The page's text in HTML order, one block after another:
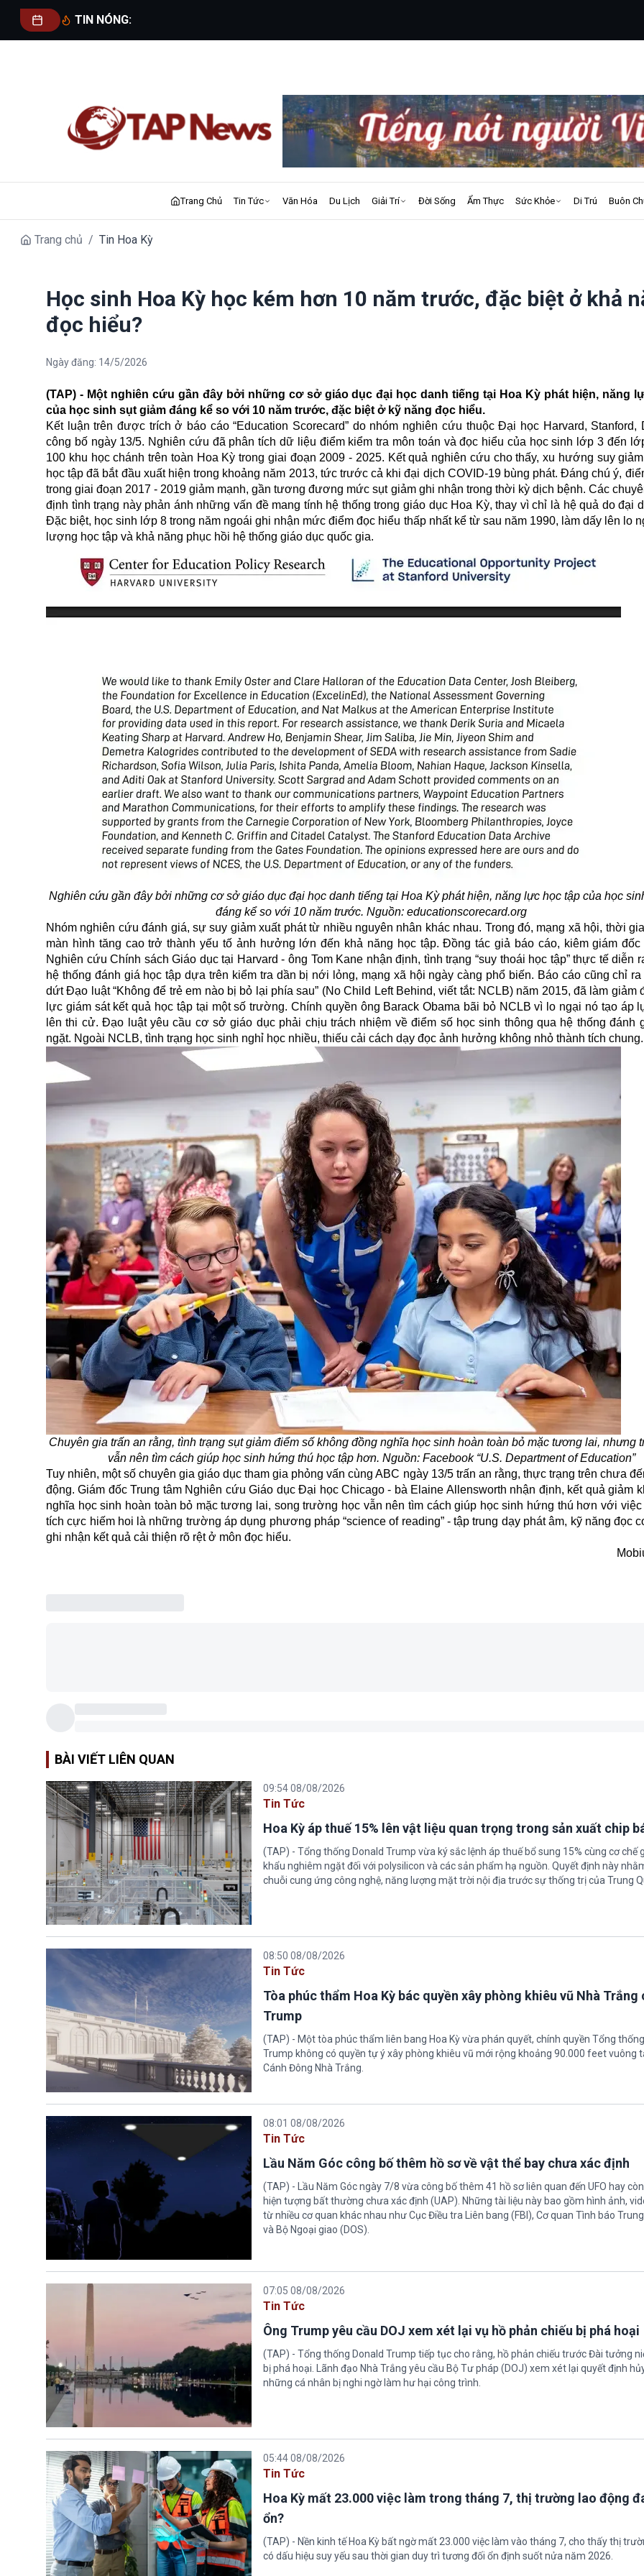
TIN NÓNG:
Trang Chủ Tin Tức Văn Hóa Du Lịch Giải Trí Đời Sống Ẩm Thực Sức Khỏe Di Trú Buôn
Trang chủ / Tin Hoa Kỳ
Học sinh Hoa Kỳ học kém hơn 10 năm trước, đặc biệt ở khả
đọc hiểu?
Ngày đăng: 14/5/2026
(TAP) - Một nghiên cứu gần đây bởi những cơ sở giáo dục đại học danh tiếng tại Hoa Kỳ phát hiện, năng
của học sinh sụt giảm đáng kể so với 10 năm trước, đặc biệt ở kỹ năng đọc hiểu.
Kết luận trên được trích ở báo cáo “Education Scorecard” do nhóm nghiên cứu thuộc Đại học Harvard, Stanford,
công bố ngày 13/5. Nghiên cứu đã phân tích dữ liệu điểm kiểm tra môn toán và đọc hiểu của học sinh lớp 3 đến
100 khu học chánh trên toàn Hoa Kỳ trong giai đoạn 2009 - 2025. Kết quả nghiên cứu cho thấy, xu hướng suy
học tập đã bắt đầu xuất hiện trong khoảng năm 2013, tức trước cả khi đại dịch COVID-19 bùng phát. Đáng chú ý,
trong giai đoạn 2017 - 2019 giảm mạnh, gần tương đương mức sụt giảm ghi nhận trong thời kỳ dịch bệnh. Các
định tình trạng này phản ánh những vấn đề mang tính hệ thống trong giáo dục Hoa Kỳ, thay vì chỉ là hệ quả do đại
Đặc biệt, học sinh lớp 8 trong năm ngoái ghi nhận mức điểm đọc hiểu thấp nhất kể từ sau năm 1990, làm dấy lên lo
lượng học tập và khả năng phục hồi hệ thống giáo dục quốc gia.
Nghiên cứu gần đây bởi những cơ sở giáo dục đại học danh tiếng tại Hoa Kỳ phát hiện, năng lực học tập của học
đáng kể so với 10 năm trước. Nguồn: educationscorecard.org
Nhóm nghiên cứu đánh giá, sự suy giảm xuất phát từ nhiều nguyên nhân khác nhau. Trong đó, mạng xã hội, thời
màn hình tăng cao trở thành yếu tố ảnh hưởng lớn đến khả năng học tập. Đồng tác giả báo cáo, kiêm giám đốc
Nghiên cứu Chính sách Giáo dục tại Harvard- ông Tom Kane nhận định, tình trạng “suy thoái học tập” thực tế diễn
hệ thống đánh giá học tập dựa trên kiểm tra dần bị nới lỏng, mạng xã hội ngày càng phổ biến. Báo cáo cũng chỉ
dứt Đạo luật “Không để trẻ em nào bị bỏ lại phía sau” (No Child Left Behind, viết tắt: NCLB) năm 2015, đã làm giảm
lực giám sát kết quả học tập tại một số trường. Chính quyền ông Barack Obama bãi bỏ NCLB vì lo ngại nó tạo áp
lên thi cử. Đạo luật yêu cầu cơ sở giáo dục phải chịu trách nhiệm về điểm số học sinh thông qua hệ thống đánh
ngặt. Ngoài NCLB, tình trạng học sinh nghỉ học nhiều, thiếu cải cách dạy đọc ảnh hưởng không nhỏ thành tích chung.
Chuyên gia trấn an rằng, tình trạng sụt giảm điểm số không đồng nghĩa học sinh hoàn toàn bỏ mặc tương lai, nhưng
vẫn nên tìm cách giúp học sinh hứng thú học tập hơn. Nguồn: Facebook “U.S. Department of Education”
Tuy nhiên, một số chuyên gia giáo dục tham gia phỏng vấn cùng ABC ngày 13/5 trấn an rằng, thực trạng trên chưa
động. Giám đốc Trung tâm Nghiên cứu Giáo dục Đại học Chicago - bà Elaine Allensworth nhận định, kết quả giảm
nghĩa học sinh hoàn toàn bỏ mặc tương lai, song trường học vẫn nên tìm cách giúp học sinh hứng thú hơn với
tích cực hiếm hoi là những trường áp dụng phương pháp “science of reading” - tập trung dạy phát âm, kỹ năng đọc
ghi nhận kết quả cải thiện rõ rệt ở môn đọc hiểu.
BÀI VIẾT LIÊN QUAN
09:54 08/08/2026
Tin Tức
Hoa Kỳ áp thuế 15% lên vật liệu quan trọng trong sản xuất chip
(TAP) - Tổng thống Donald Trump vừa ký sắc lệnh áp thuế bổ sung 15% cùng cơ chế
khẩu nghiêm ngặt đối với polysilicon và các sản phẩm hạ nguồn. Quyết định này
chuỗi cung ứng công nghệ, năng lượng mặt trời nội địa trước sự thống trị của Trung
08:50 08/08/2026
Tin Tức
Tòa phúc thẩm Hoa Kỳ bác quyền xây phòng khiêu vũ Nhà Trắng
Trump
(TAP) - Một tòa phúc thẩm liên bang Hoa Kỳ vừa phán quyết, chính quyền Tổng
Trump không có quyền tự ý xây phòng khiêu vũ mới rộng khoảng 90.000 feet vuông
Cánh Đông Nhà Trắng.
08:01 08/08/2026
Tin Tức
Lầu Năm Góc công bố thêm hồ sơ về vật thể bay chưa xác định
(TAP) - Lầu Năm Góc ngày 7/8 vừa công bố thêm 41 hồ sơ liên quan đến UFO hay
hiện tượng bất thường chưa xác định (UAP). Những tài liệu này bao gồm hình ảnh,
từ nhiều cơ quan khác nhau như Cục Điều tra Liên bang (FBI), Cơ quan Tình báo
và Bộ Ngoại giao (DOS).
07:05 08/08/2026
Tin Tức
Ông Trump yêu cầu DOJ xem xét lại vụ hồ phản chiếu bị phá hoại
(TAP) - Tổng thống Donald Trump tiếp tục cho rằng, hồ phản chiếu trước Đài tưởng
bị phá hoại. Lãnh đạo Nhà Trắng yêu cầu Bộ Tư pháp (DOJ) xem xét lại quyết định
những cá nhân bị nghi ngờ làm hư hại công trình.
05:44 08/08/2026
Tin Tức
Hoa Kỳ mất 23.000 việc làm trong tháng 7, thị trường lao động
ổn?
(TAP) - Nền kinh tế Hoa Kỳ bất ngờ mất 23.000 việc làm vào tháng 7, cho thấy thị
có dấu hiệu suy yếu sau thời gian duy trì tương đối ổn định suốt nửa năm 2026.